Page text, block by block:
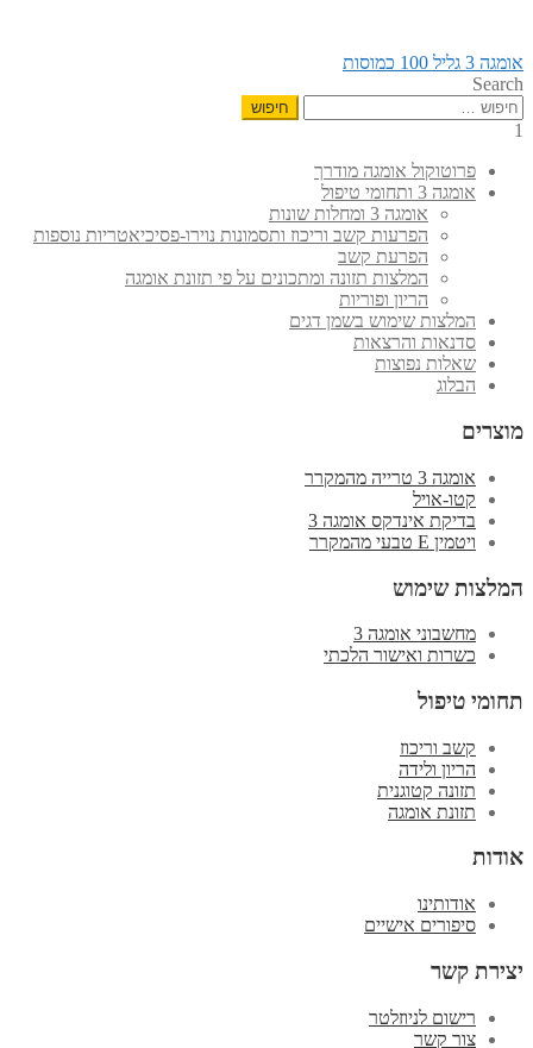
ניווט
הפוסט
הקודם:
אומגה 3 גליל 100 כמוסות
Search
חיפוש:
1
פרוטוקול אומגה מודרך
אומגה 3 ותחומי טיפול
אומגה 3 ומחלות שונות
הפרעות קשב וריכוז ותסמונות נוירו-פסיכיאטריות נוספות
הפרעת קשב
המלצות תזונה ומתכונים על פי תזונת אומגה
הריון ופוריות
המלצות שימוש בשמן דגים
סדנאות והרצאות
שאלות נפוצות
הבלוג
מוצרים
אומגה 3 טרייה מהמקרר
קטו-אויל
בדיקת אינדקס אומגה 3
ויטמין E טבעי מהמקרר
המלצות שימוש
מחשבוני אומגה 3
כשרות ואישור הלכתי
תחומי טיפול
קשב וריכוז
הריון ולידה
תזונה קטוגנית
תזונת אומגה
אודות
אודותינו
סיפורים אישיים
יצירת קשר
רישום לניוזלטר
צור קשר